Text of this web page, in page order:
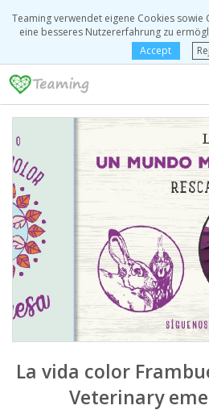
Teaming verwendet eigene Cookies
eine besseres Nutzererfahrung zu
Accept
La vida color
Veterinary